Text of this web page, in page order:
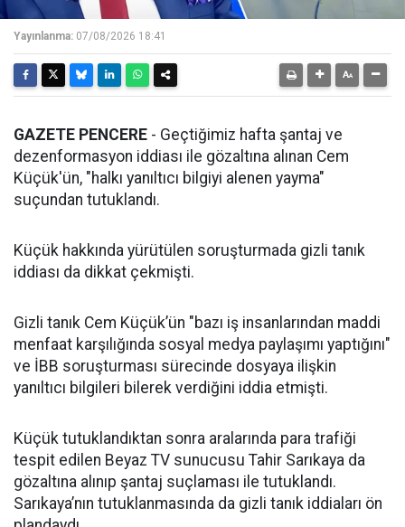
Yayınlanma: 07/08/2026 18:41
GAZETE PENCERE - Geçtiğimiz hafta şantaj ve
dezenformasyon iddiası ile gözaltına alınan Cem
Küçük'ün, "halkı yanıltıcı bilgiyi alenen yayma"
suçundan tutuklandı.
Küçük hakkında yürütülen soruşturmada gizli tanık
iddiası da dikkat çekmişti.
Gizli tanık Cem Küçük’ün "bazı iş insanlarından maddi
menfaat karşılığında sosyal medya paylaşımı yaptığını"
ve İBB soruşturması sürecinde dosyaya ilişkin
yanıltıcı bilgileri bilerek verdiğini iddia etmişti.
Küçük tutuklandıktan sonra aralarında para trafiği
tespit edilen Beyaz TV sunucusu Tahir Sarıkaya da
gözaltına alınıp şantaj suçlaması ile tutuklandı.
Sarıkaya’nın tutuklanmasında da gizli tanık iddiaları ön